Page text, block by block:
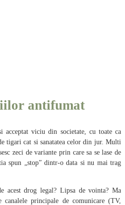
antifumat
acceptat viciu din societate, cu toate ca
tigari cat si sanatatea celor din jur. Multi
zeci de variante prin care sa se lase de
spun „stop” dintr-o data si nu mai trag
acest drog legal? Lipsa de vointa? Ma
principale de comunicare (TV,